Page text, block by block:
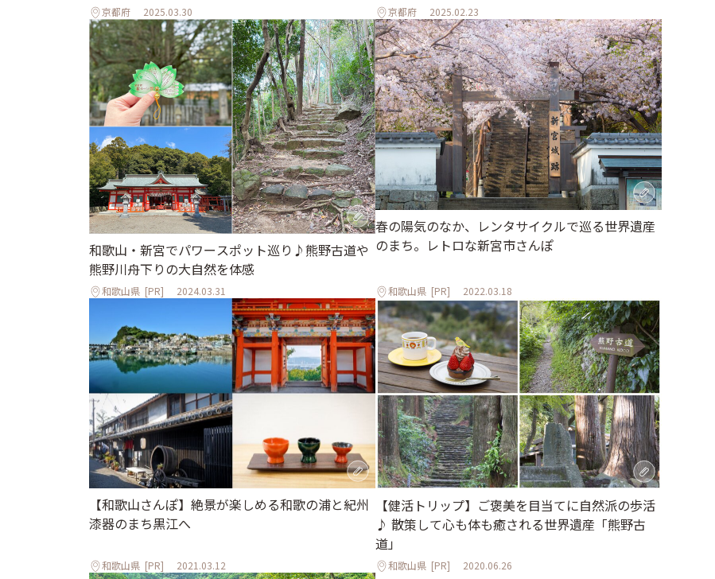
京都府 2025.03.30 京都府 2025.02.23
和歌山・新宮でパワースポット巡り♪熊野古道や
熊野川舟下りの大自然を体感
和歌山県 [PR] 2024.03.31
春の陽気のなか、レンタサイクルで巡る世界遺産
のまち。レトロな新宮市さんぽ
和歌山県 [PR] 2022.03.18
【和歌山さんぽ】絶景が楽しめる和歌の浦と紀州
漆器のまち黒江へ
和歌山県 [PR] 2021.03.12
【健活トリップ】ご褒美を目当てに自然派の歩活
♪ 散策して心も体も癒される世界遺産「熊野古
道」
和歌山県 [PR] 2020.06.26